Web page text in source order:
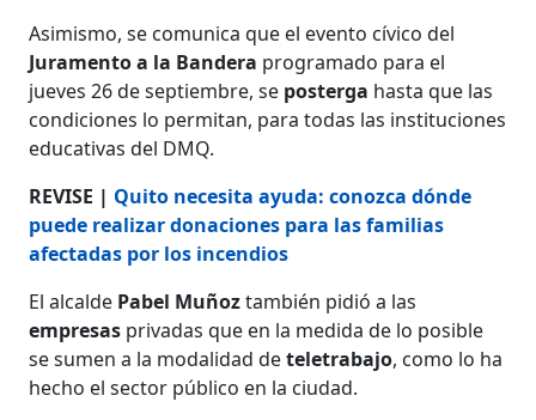
Asimismo, se comunica que el evento cívico del
Juramento a la Bandera programado para el
jueves 26 de septiembre, se posterga hasta que las
condiciones lo permitan, para todas las instituciones
educativas del DMQ.
REVISE | Quito necesita ayuda: conozca dónde
puede realizar donaciones para las familias
afectadas por los incendios
El alcalde Pabel Muñoztambién pidió a las
empresas privadas que en la medida de lo posible
se sumen a la modalidad deteletrabajo, como lo ha
hecho el sector público en la ciudad.